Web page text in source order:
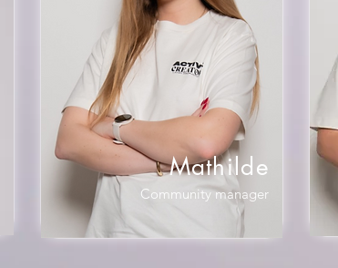
Mathilde
Community manager